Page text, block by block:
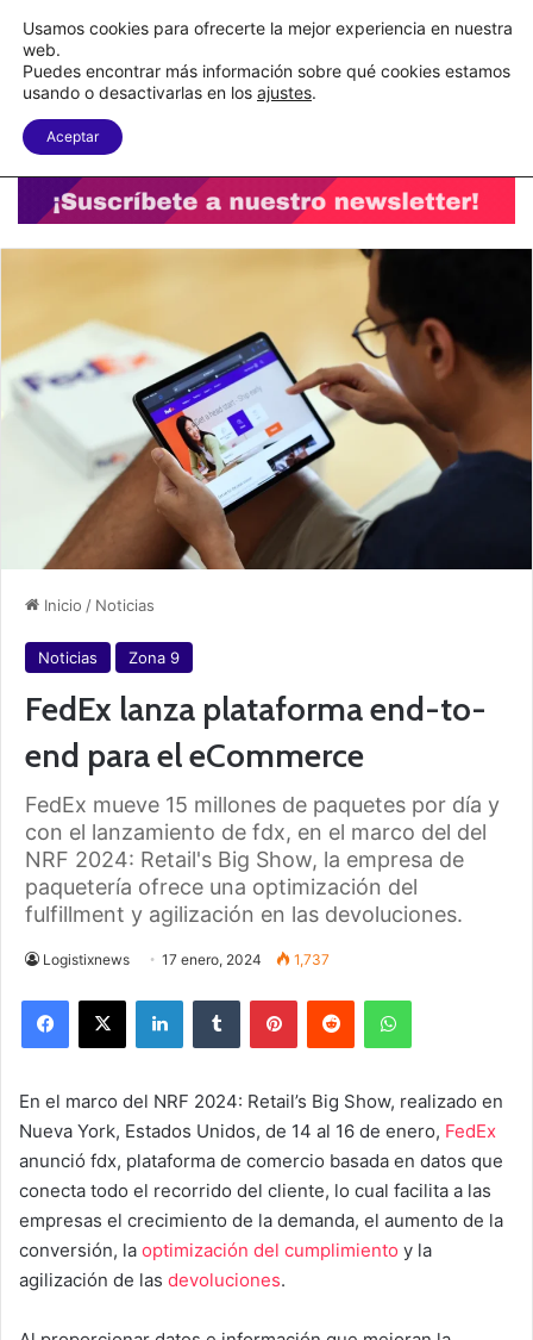
C&A México completa la implementación de su WMS en la nube
Menu
Inicio / Noticias
Noticias Zona 9
FedEx lanza plataforma end-to-
end para el eCommerce
FedEx mueve 15 millones de paquetes por día y
con el lanzamiento de fdx, en el marco del del
NRF 2024: Retail's Big Show, la empresa de
paquetería ofrece una optimización del
fulfillment y agilización en las devoluciones.
Logistixnews 17 enero, 2024 1,737
En el marco del NRF 2024: Retail’s Big Show, realizado en
Nueva York, Estados Unidos, de 14 al 16 de enero, FedEx
anunció fdx, plataforma de comercio basada en datos que
conecta todo el recorrido del cliente, lo cual facilita a las
empresas el crecimiento de la demanda, el aumento de la
conversión, la optimización del cumplimiento y la
agilización de las devoluciones.
Usamos cookies para ofrecerte la mejor experiencia en nuestra
web.
Puedes encontrar más información sobre qué cookies estamos
usando o desactivarlas en los ajustes.
Aceptar